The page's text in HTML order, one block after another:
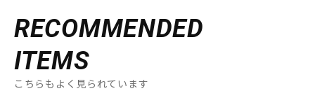
RECOMMENDED
ITEMS
こちらもよく見られています